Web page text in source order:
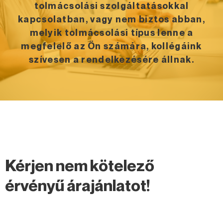
tolmácsolási szolgáltatásokkal
kapcsolatban, vagy nem biztos abban,
melyik tolmácsolási típus lenne a
megfelelő az Ön számára, kollégáink
szívesen a rendelkezésére állnak.
Kérjen nem kötelező
érvényű árajánlatot!